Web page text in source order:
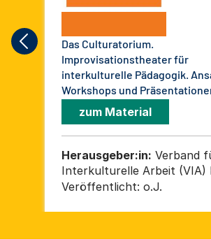
Das Culturatorium.
Improvisationstheater für
interkulturelle Pädagogik.
Workshops und
Rahmen des Projektes "Bühne
zum Material
Herausgeber:in: Verband
Interkulturelle Arbeit (VIA)
Veröffentlicht: o.J.